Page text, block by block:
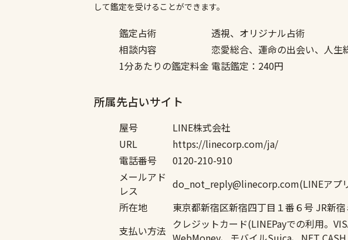
して鑑定を受けることができます。
鑑定占術
透視、オリジナル占術
相談内容
恋愛総合、運命の出会い、人
1分あたりの鑑定料金 電話鑑定：240円
所属先占いサイト
屋号
LINE株式会社
URL
https://linecorp.com/ja/
電話番号
0120-210-910
メールアド
レス
do_not_reply@linecorp.com(LINEアプ
所在地
東京都新宿区新宿四丁目１番６号 JR新
支払い方法 クレジットカード(LINEPayでの利用。